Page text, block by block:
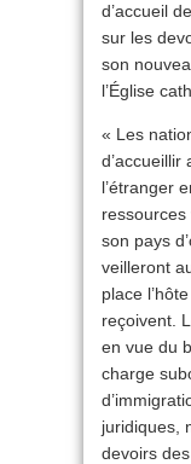
d’accueil
sur les
son
l’Église
« Les
d’accueillir
l’étranger
ressources
son pays
veilleront
place
reçoivent.
en vue du
charge
juridiques,
devoirs